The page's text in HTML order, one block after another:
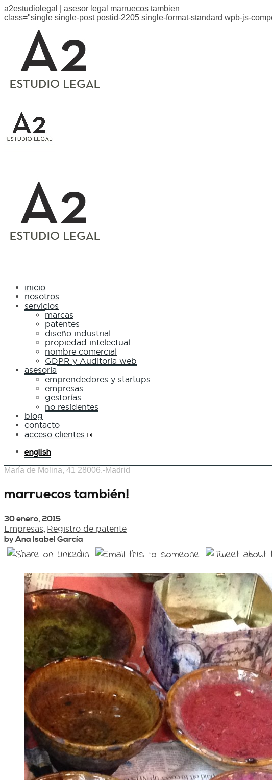
a2estudiolegal | asesor legal marruecos tambien
class="single single-post postid-2205 single-format-standard wpb-js-
inicio
nosotros
servicios
marcas
patentes
diseño industrial
propiedad intelectual
nombre comercial
GDPR y Auditoría web
asesoría
emprendedores y startups
empresas
gestorías
no residentes
blog
contacto
acceso clientes
english
María de Molina, 41 28006.-Madrid
marruecos también!
30 enero, 2015
Empresas, Registro de patente
by Ana Isabel García